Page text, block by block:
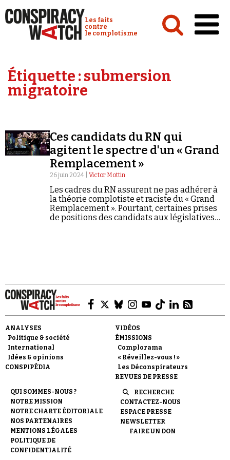
Conspiracy Watch :
Les faits
contre
le complotisme
Analyses
Émissions
Revues de presse
Faire un don
Étiquette :submersion
migratoire
Ces candidats du RN qui
agitent le spectre d'un « Grand
Remplacement »
26 juin 2024 | Victor Mottin
Les cadres du RN assurent ne pas adhérer à
la théorie complotiste et raciste du « Grand
Remplacement ». Pourtant, certaines prises
de positions des candidats aux législatives
ANALYSES
Politique & société
International
Idées & opinions
CONSPIPÉDIA
VIDÉOS
ÉMISSIONS
Complorama
« Réveillez-vous ! »
Les Déconspirateurs
REVUES DE PRESSE
QUI SOMMES-NOUS ?
NOTRE MISSION
NOTRE CHARTE ÉDITORIALE
NOS PARTENAIRES
MENTIONS LÉGALES
POLITIQUE DE
CONFIDENTIALITÉ
RECHERCHE
CONTACTEZ-NOUS
ESPACE PRESSE
NEWSLETTER
FAIRE UN DON